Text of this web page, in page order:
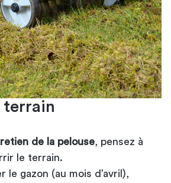
terrain
de la pelouse , pensez à
le terrain.
le gazon (au mois d’avril),